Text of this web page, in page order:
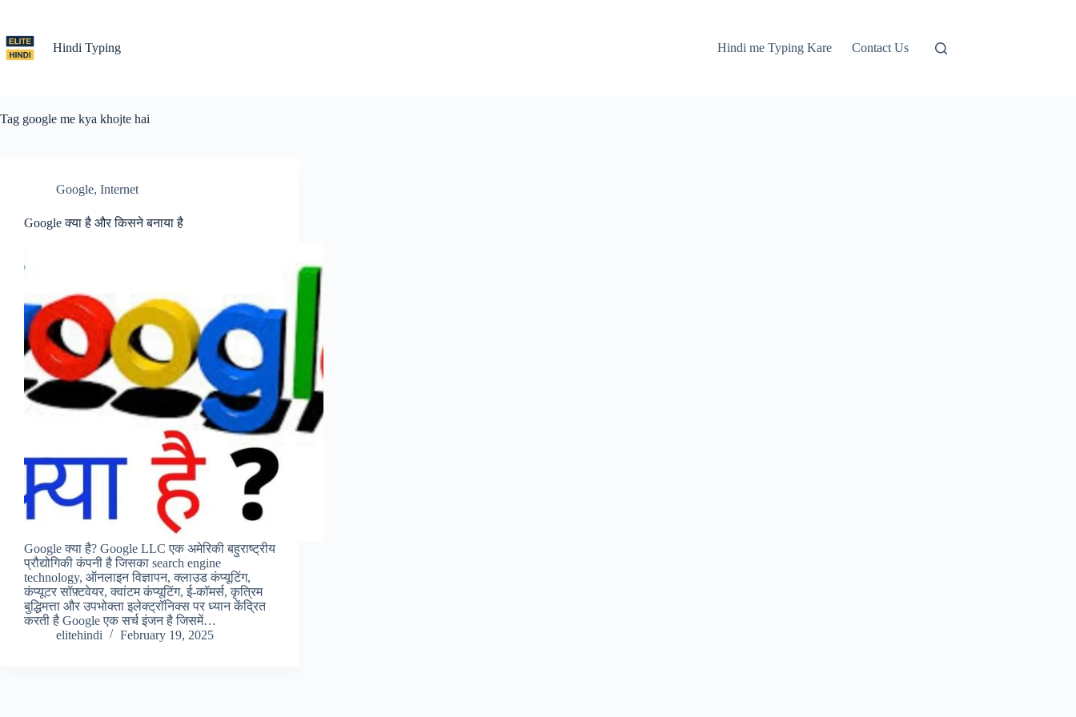
content
Hindi Typing
Hindi me Typing Kare Contact Us
Tag google me kya khojte hai
Google, Internet
Google क्या है और किसने बनाया है
Google क्या है? Google LLC एक अमेरिकी बहुराष्ट्रीय
प्रौद्योगिकी कंपनी है जिसका search engine
technology, ऑनलाइन विज्ञापन, क्लाउड कंप्यूटिंग,
कंप्यूटर सॉफ़्टवेयर, क्वांटम कंप्यूटिंग, ई-कॉमर्स, कृत्रिम
बुद्धिमत्ता और उपभोक्ता इलेक्ट्रॉनिक्स पर ध्यान केंद्रित
करती है Google एक सर्च इंजन है जिसमें…
elitehindi
February 19, 2025